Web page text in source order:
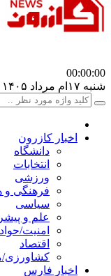
00:00:00
شنبه ۱۷ام مرداد ۱۴۰۵
اخبار کازرون
دانشگاه
انتخابات
ورزشی
فرهنگی و
سیاسی
علم و
امنیت/
اقتصاد
کشاورزی/
اخبار فارس